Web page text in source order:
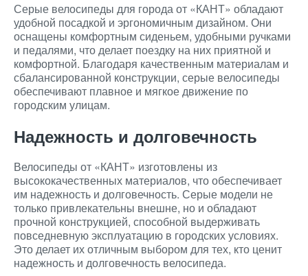
Серые велосипеды для города от «КАНТ» обладают
удобной посадкой и эргономичным дизайном. Они
оснащены комфортным сиденьем, удобными ручками
и педалями, что делает поездку на них приятной и
комфортной. Благодаря качественным материалам и
сбалансированной конструкции, серые велосипеды
обеспечивают плавное и мягкое движение по
городским улицам.
Надежность и долговечность
Велосипеды от «КАНТ» изготовлены из
высококачественных материалов, что обеспечивает
им надежность и долговечность. Серые модели не
только привлекательны внешне, но и обладают
прочной конструкцией, способной выдерживать
повседневную эксплуатацию в городских условиях.
Это делает их отличным выбором для тех, кто ценит
надежность и долговечность велосипеда.